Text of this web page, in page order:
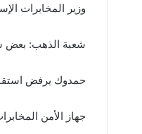
وزير المخابرات
شعبة الذهب: بعض
حمدوك يرفض
جهاز الأمن